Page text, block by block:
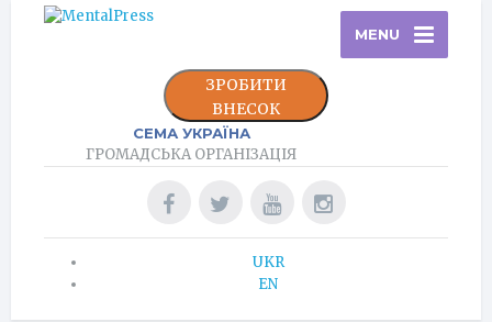
MENU
ЗРОБИТИ
ВНЕСОК
СЕМА УКРАЇНА
ГРОМАДСЬКА ОРГАНІЗАЦІЯ
UKR
EN